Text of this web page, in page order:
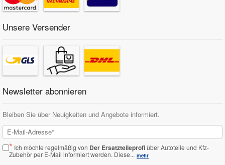
Unsere Versender
Newsletter abonnieren
Bleiben Sie über Neuigkeiten und Angebote informiert.
* Ich möchte regelmäßig von Der Ersatzteileprofiüber Autoteile und Kfz-
Zubehör per E-Mail informiert werden. Diese... mehr